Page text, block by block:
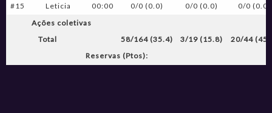
#15
Leticia 00:00 0/0 (0.0) 0/0 (0.0)
0/0 (0.0)
Ações coletivas
Total
58/164 (35.4) 3/19 (15.8)
20/44
Reservas (Ptos):